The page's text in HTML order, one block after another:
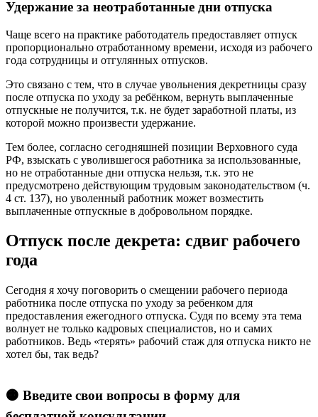
Удержание за неотработанные дни отпуска
Чаще всего на практике работодатель предоставляет отпуск
пропорционально отработанному времени, исходя из рабочего
года сотрудницы и отгулянных отпусков.
Это связано с тем, что в случае увольнения декретницы сразу
после отпуска по уходу за ребёнком, вернуть выплаченные
отпускные не получится, т.к. не будет заработной платы, из
которой можно произвести удержание.
Тем более, согласно сегодняшней позиции Верховного суда
РФ, взыскать с уволившегося работника за использованные,
но не отработанные дни отпуска нельзя, т.к. это не
предусмотрено действующим трудовым законодательством (ч.
4 ст. 137), но уволенный работник может возместить
выплаченные отпускные в добровольном порядке.
Отпуск после декрета: сдвиг рабочего
года
Сегодня я хочу поговорить о смещении рабочего периода
работника после отпуска по уходу за ребенком для
предоставления ежегодного отпуска. Судя по всему эта тема
волнует не только кадровых специалистов, но и самих
работников. Ведь «терять» рабочий стаж для отпуска никто не
хотел бы, так ведь?
🟠 Введите свои вопросы в форму для